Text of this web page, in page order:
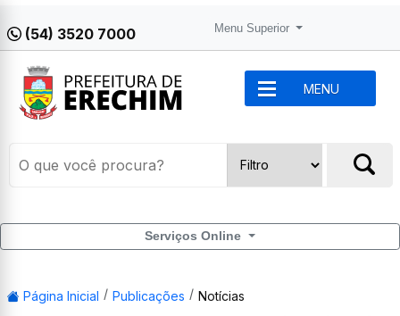
(54) 3520 7000 Menu Superior
MENU
Serviços Online
Página Inicial Publicações Notícias